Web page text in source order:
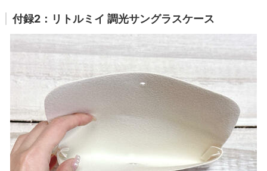
付録2：リトルミイ 調光サングラスケース